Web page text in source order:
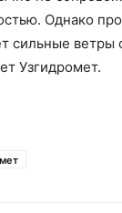
Однако
сильные
Узгидромет.